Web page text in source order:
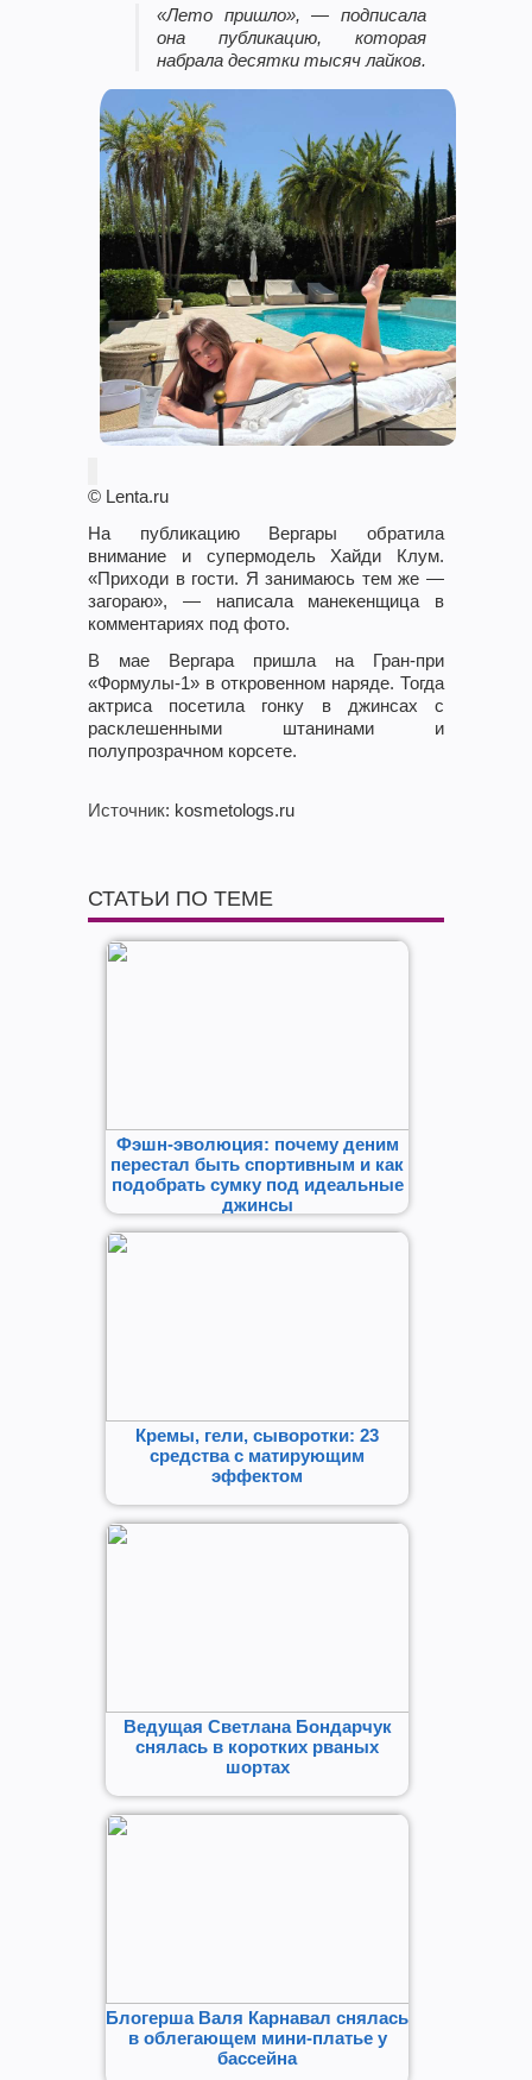
«Лето пришло», — подписала
она публикацию, которая
набрала десятки тысяч лайков.
© Lenta.ru
На публикацию Вергары обратила
внимание и супермодель Хайди Клум.
«Приходи в гости. Я занимаюсь тем же —
загораю», — написала манекенщица в
комментариях под фото.
В мае Вергара пришла на Гран-при
«Формулы-1» в откровенном наряде. Тогда
актриса посетила гонку в джинсах с
расклешенными штанинами и
полупрозрачном корсете.
Источник: kosmetologs.ru
СТАТЬИ ПО ТЕМЕ
Фэшн-эволюция: почему деним
перестал быть спортивным и как
подобрать сумку под идеальные
джинсы
Кремы, гели, сыворотки: 23
средства с матирующим
эффектом
Ведущая Светлана Бондарчук
снялась в коротких рваных
шортах
Блогерша Валя Карнавал снялась
в облегающем мини-платье у
бассейна